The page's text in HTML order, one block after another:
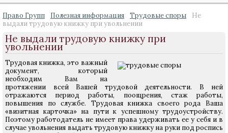
Право Групп Полезная информация Трудовые споры
Не
выдали трудовую книжку при увольнении
Не выдали трудовую книжку при
увольнении
Трудовая книжка, это важный
документ, который
необходим Вам на
протяжении всей Вашей трудовой деятельности. В ней
отражаются период работы, поощрения, стаж работы,
повышения по службе. Трудовая книжка своего рода Ваша
«визитная карточка» на пути к успешному трудоустройству.
Поэтому работодатель не имеет права удерживать ее у себя и в
случае увольнения выдать трудовую книжку на руки под роспись